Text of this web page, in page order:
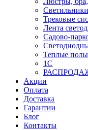
Светильники
Трековые
Лента
Садово-
Теплые полы
1С
Акции
Оплата
Доставка
Гарантии
Блог
Контакты